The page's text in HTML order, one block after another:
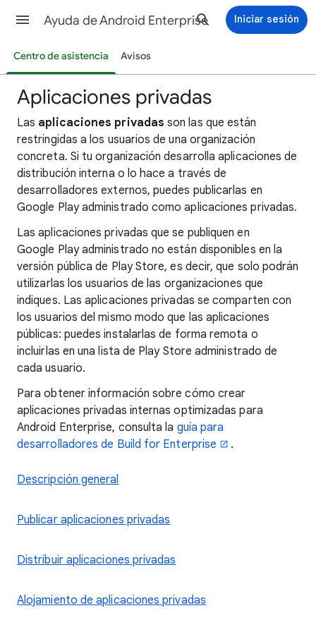
Ayuda de Android Enterprise Iniciar sesión
Centro de asistencia Avisos
Aplicaciones privadas
Las aplicaciones privadas son las que están
restringidas a los usuarios de una organización
concreta. Si tu organización desarrolla aplicaciones de
distribución interna o lo hace a través de
desarrolladores externos, puedes publicarlas en
Google Play administrado como aplicaciones privadas.
Las aplicaciones privadas que se publiquen en
Google Play administrado no están disponibles en la
versión pública de Play Store, es decir, que solo podrán
utilizarlas los usuarios de las organizaciones que
indiques. Las aplicaciones privadas se comparten con
los usuarios del mismo modo que las aplicaciones
públicas: puedes instalarlas de forma remota o
incluirlas en una lista de Play Store administrado de
cada usuario.
Para obtener información sobre cómo crear
aplicaciones privadas internas optimizadas para
Android Enterprise, consulta la guía para
desarrolladores de Build for Enterprise
.
Descripción general
Publicar aplicaciones privadas
Distribuir aplicaciones privadas
Alojamiento de aplicaciones privadas